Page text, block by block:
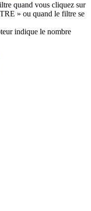
quand vous cliquez sur
» ou quand le filtre se
indique le nombre